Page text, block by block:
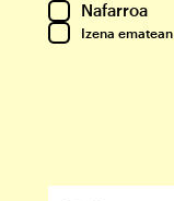
Nafarroa
Izena ematean